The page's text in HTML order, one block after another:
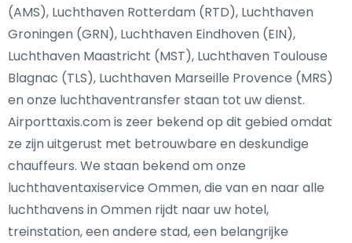
(AMS), Luchthaven Rotterdam (RTD), Luchthaven
Groningen (GRN), Luchthaven Eindhoven (EIN),
Luchthaven Maastricht (MST), Luchthaven Toulouse
Blagnac (TLS), Luchthaven Marseille Provence (MRS)
en onze luchthaventransfer staan tot uw dienst.
Airporttaxis.com is zeer bekend op dit gebied omdat
ze zijn uitgerust met betrouwbare en deskundige
chauffeurs. We staan bekend om onze
luchthaventaxiservice Ommen, die van en naar alle
luchthavens in Ommen rijdt naar uw hotel,
treinstation, een andere stad, een belangrijke